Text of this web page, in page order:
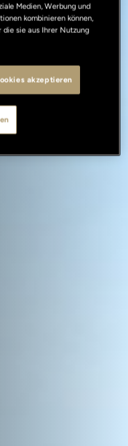
Medien, Werbung und
kombinieren können,
die sie aus Ihrer Nutzung
akzeptieren